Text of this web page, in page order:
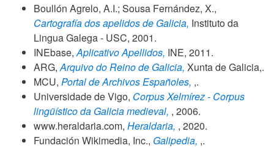
Boullón Agrelo, A.I.; Sousa Fernández, X.,
Cartografía dos apelidos de Galicia, Instituto da
Lingua Galega - USC, 2001.
INEbase, Aplicativo Apellidos, INE, 2011.
ARG, Arquivo do Reino de Galicia, Xunta de Galicia,.
MCU, Portal de Archivos Españoles, ,.
Universidade de Vigo, Corpus Xelmírez - Corpus
lingüístico da Galicia medieval, , 2006.
www.heraldaria.com, Heraldaria, , 2020.
Fundación Wikimedia, Inc., Galipedia, ,.